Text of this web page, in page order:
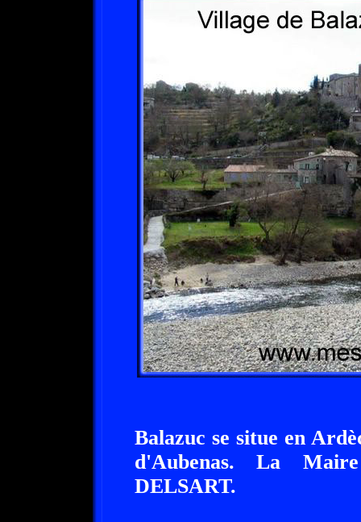
Balazuc se situe en
d'Aubenas. La
DELSART.